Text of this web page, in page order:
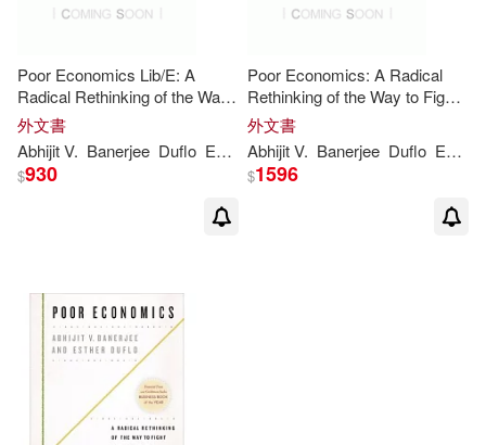
Poor Economics Lib/E: A
Radical Rethinking of the Way
to Fight Global Poverty
外文書
AbhijitV. Banerjee Duflo Esther
$930
Poor Economics: A Radical
Rethinking of the Way to Fight
Global Poverty
外文書
AbhijitV. Banerjee Duflo Esther
$1596